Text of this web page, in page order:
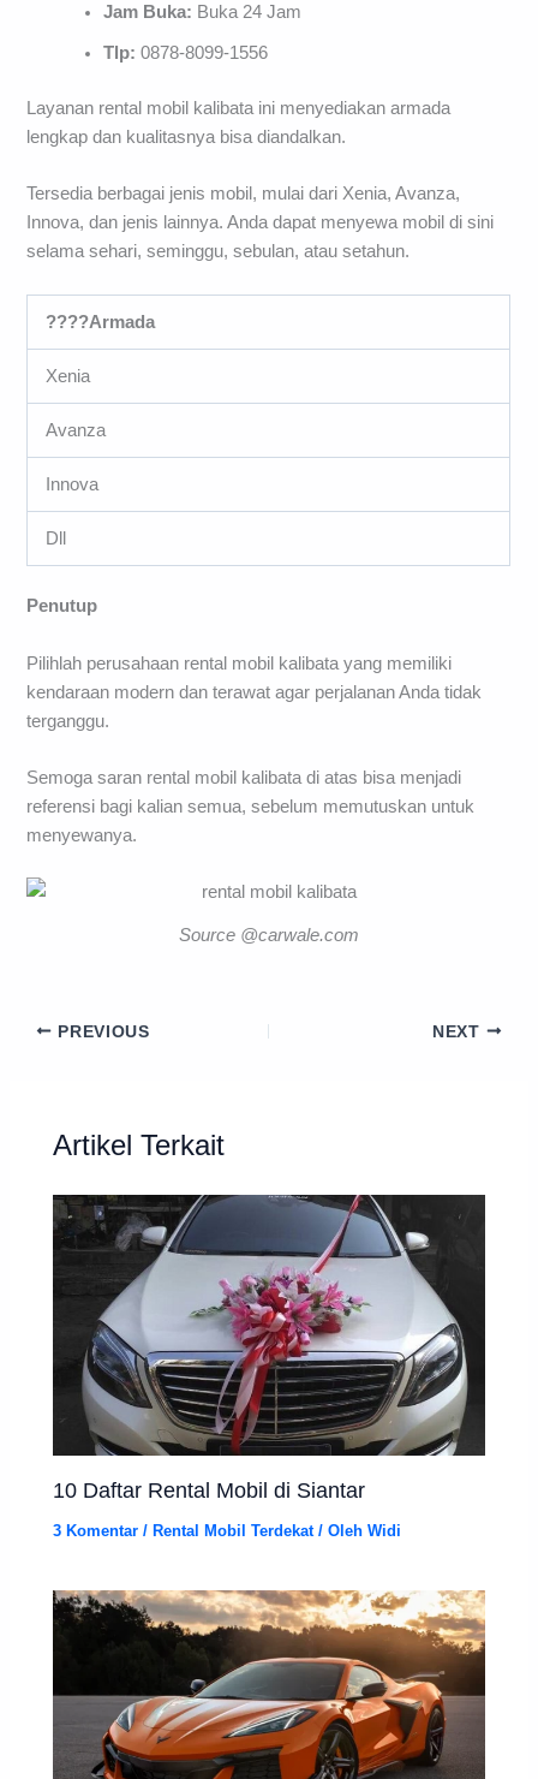
Jam Buka: Buka 24 Jam
Tlp: 0878-8099-1556
Layanan rental mobil kalibata ini menyediakan armada
lengkap dan kualitasnya bisa diandalkan.
Tersedia berbagai jenis mobil, mulai dari Xenia, Avanza,
Innova, dan jenis lainnya. Anda dapat menyewa mobil di sini
selama sehari, seminggu, sebulan, atau setahun.
????Armada
Xenia
Avanza
Innova
Dll
Penutup
Pilihlah perusahaan rental mobil kalibata yang memiliki
kendaraan modern dan terawat agar perjalanan Anda tidak
terganggu.
Semoga saran rental mobil kalibata di atas bisa menjadi
referensi bagi kalian semua, sebelum memutuskan untuk
menyewanya.
Source @carwale.com
PREVIOUS NEXT
Artikel Terkait
10 Daftar Rental Mobil di Siantar
3 Komentar /Rental Mobil Terdekat/ OlehWidi